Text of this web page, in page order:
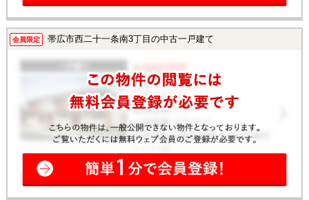
会員限定 帯広市西二十一条南3丁目の中古一戸建て